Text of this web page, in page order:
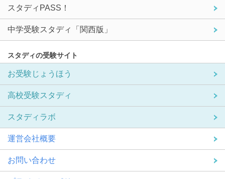
スタディPASS！
中学受験スタディ「関西版」
スタディの受験サイト
お受験じょうほう
高校受験スタディ
スタディラボ
運営会社概要
お問い合わせ